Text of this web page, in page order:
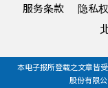
服务条款 隐私
本电子报所登载之文章皆
股份有限